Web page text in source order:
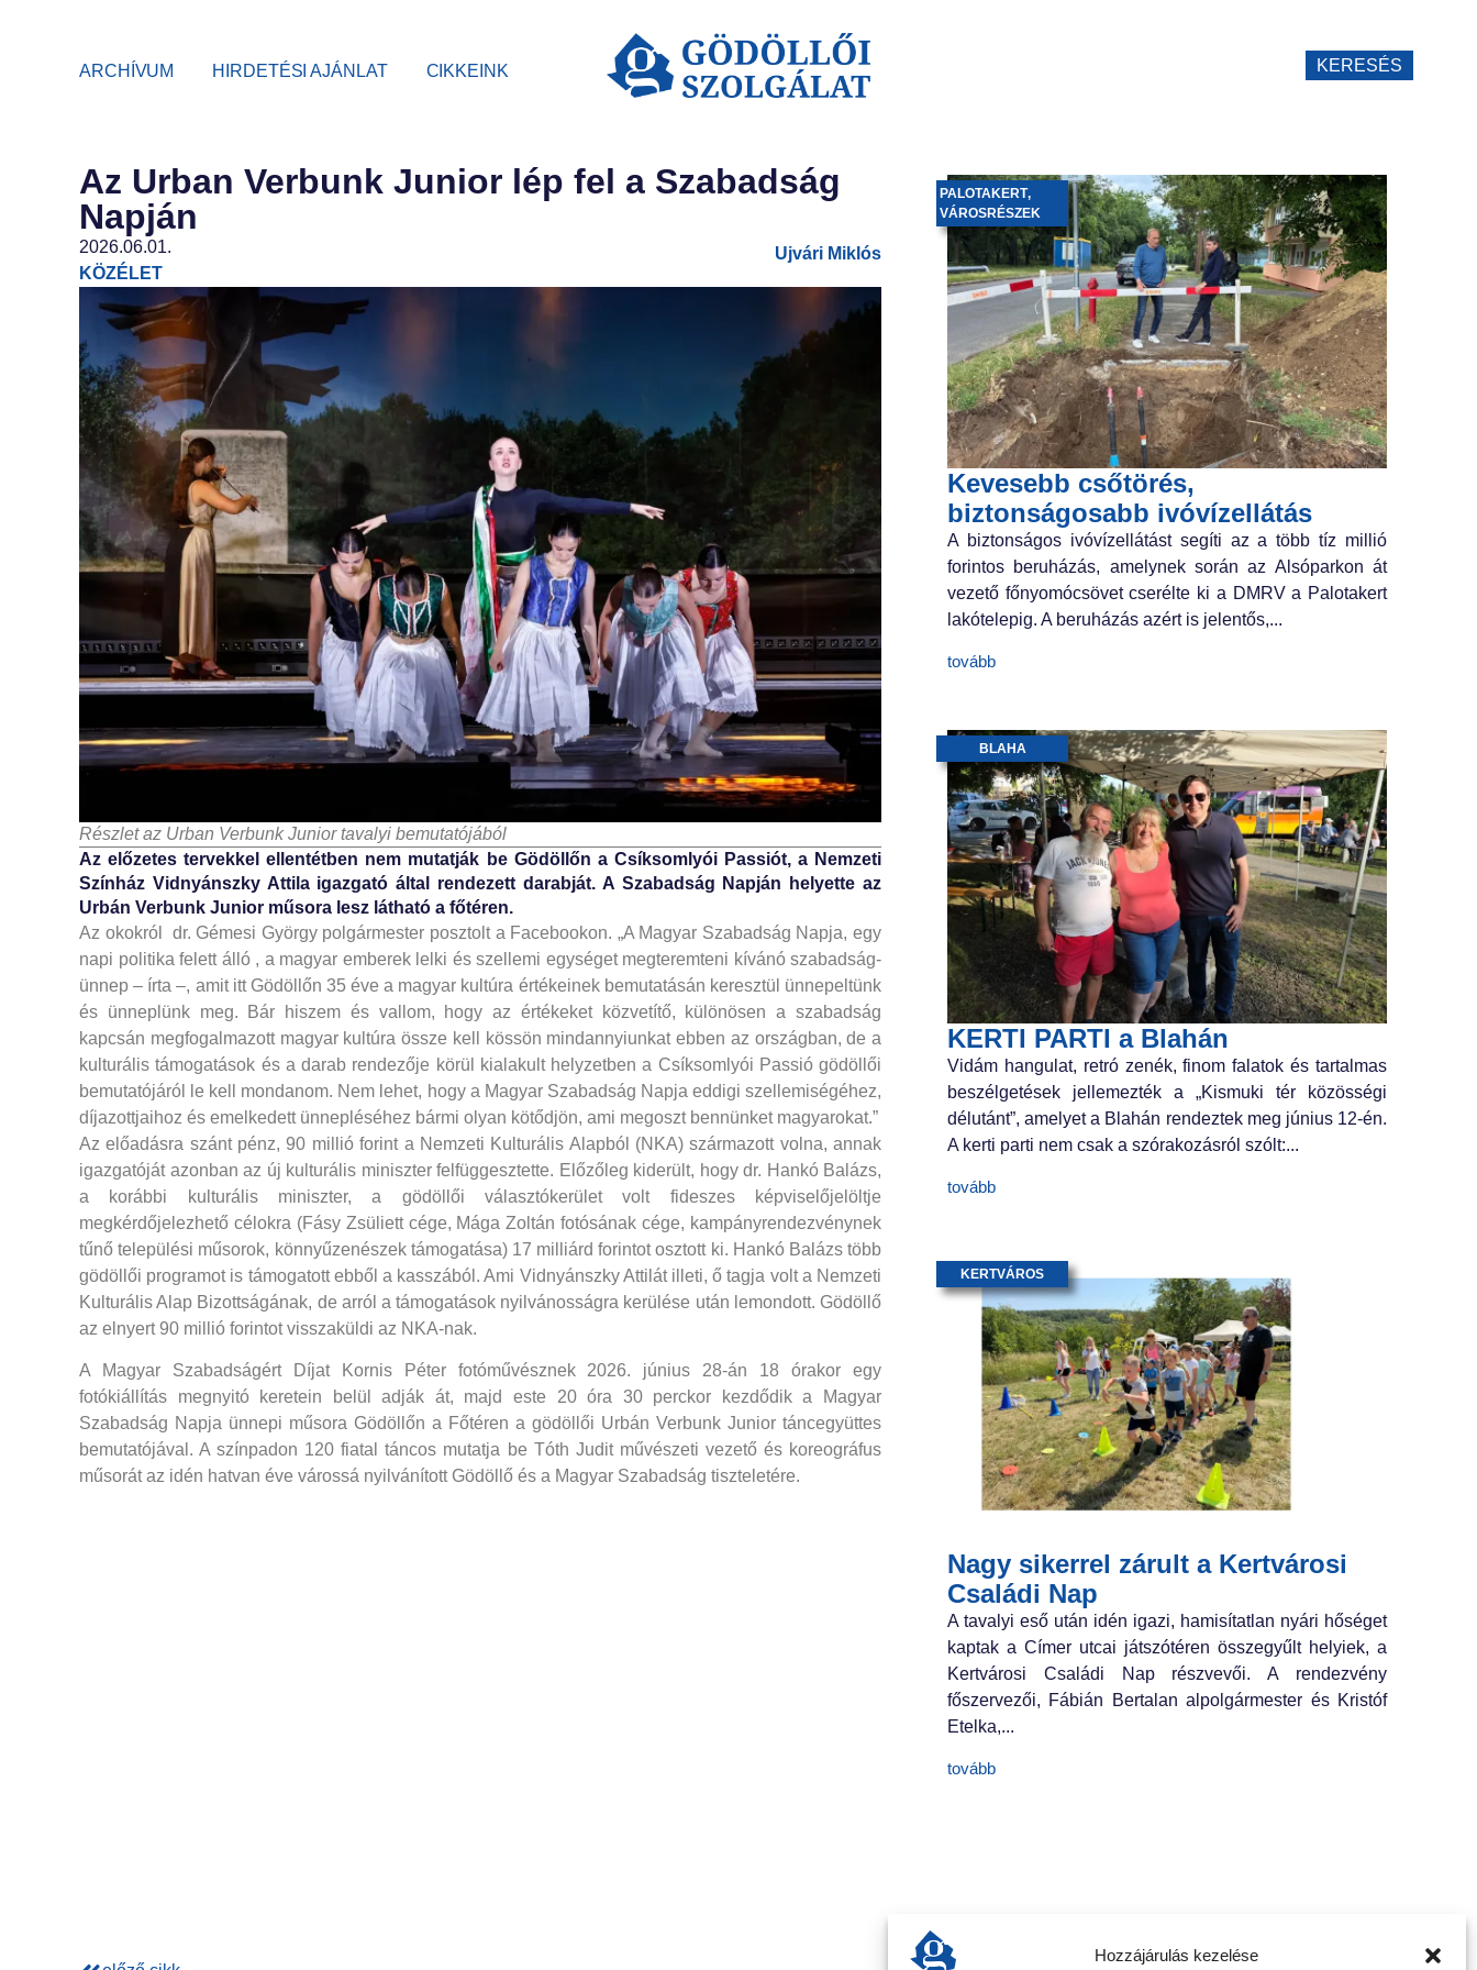
Hozzájárulás kezelése
ARCHÍVUM HIRDETÉSI AJÁNLAT CIKKEINK KERESÉS
Az Urban Verbunk Junior lép fel a Szabadság
Napján
2026.06.01.
KÖZÉLET
Ujvári Miklós
Részlet az Urban Verbunk Junior tavalyi bemutatójából
Az előzetes tervekkel ellentétben nem mutatják be Gödöllőn a Csíksomlyói Passiót, a Nemzeti
Színház Vidnyánszky Attila igazgató által rendezett darabját. A Szabadság Napján helyette az
Urbán Verbunk Junior műsora lesz látható a főtéren.
Az okokról dr. Gémesi György polgármester posztolt a Facebookon. „A Magyar Szabadság Napja, egy
napi politika felett álló , a magyar emberek lelki és szellemi egységet megteremteni kívánó szabadság-
ünnep – írta –, amit itt Gödöllőn 35 éve a magyar kultúra értékeinek bemutatásán keresztül ünnepeltünk
és ünneplünk meg. Bár hiszem és vallom, hogy az értékeket közvetítő, különösen a szabadság
kapcsán megfogalmazott magyar kultúra össze kell kössön mindannyiunkat ebben az országban, de a
kulturális támogatások és a darab rendezője körül kialakult helyzetben a Csíksomlyói Passió gödöllői
bemutatójáról le kell mondanom. Nem lehet, hogy a Magyar Szabadság Napja eddigi szellemiségéhez,
díjazottjaihoz és emelkedett ünnepléséhez bármi olyan kötődjön, ami megoszt bennünket magyarokat.”
Az előadásra szánt pénz, 90 millió forint a Nemzeti Kulturális Alapból (NKA) származott volna, annak
igazgatóját azonban az új kulturális miniszter felfüggesztette. Előzőleg kiderült, hogy dr. Hankó Balázs,
a korábbi kulturális miniszter, a gödöllői választókerület volt fideszes képviselőjelöltje
megkérdőjelezhető célokra (Fásy Zsüliett cége, Mága Zoltán fotósának cége, kampányrendezvénynek
tűnő települési műsorok, könnyűzenészek támogatása) 17 milliárd forintot osztott ki. Hankó Balázs több
gödöllői programot is támogatott ebből a kasszából. Ami Vidnyánszky Attilát illeti, ő tagja volt a Nemzeti
Kulturális Alap Bizottságának, de arról a támogatások nyilvánosságra kerülése után lemondott. Gödöllő
az elnyert 90 millió forintot visszaküldi az NKA-nak.
A Magyar Szabadságért Díjat Kornis Péter fotóművésznek 2026. június 28-án 18 órakor egy
fotókiállítás megnyitó keretein belül adják át, majd este 20 óra 30 perckor kezdődik a Magyar
Szabadság Napja ünnepi műsora Gödöllőn a Főtéren a gödöllői Urbán Verbunk Junior táncegyüttes
bemutatójával. A színpadon 120 fiatal táncos mutatja be Tóth Judit művészeti vezető és koreográfus
műsorát az idén hatvan éve várossá nyilvánított Gödöllő és a Magyar Szabadság tiszteletére.
Kevesebb csőtörés,
biztonságosabb ivóvízellátás
PALOTAKERT,
VÁROSRÉSZEK
A biztonságos ivóvízellátást segíti az a több tíz millió
forintos beruházás, amelynek során az Alsóparkon át
vezető főnyomócsövet cserélte ki a DMRV a Palotakert
lakótelepig. A beruházás azért is jelentős,...
tovább
KERTI PARTI a Blahán
BLAHA
Vidám hangulat, retró zenék, finom falatok és tartalmas
beszélgetések jellemezték a „Kismuki tér közösségi
délutánt”, amelyet a Blahán rendeztek meg június 12-én.
A kerti parti nem csak a szórakozásról szólt:...
tovább
Nagy sikerrel zárult a Kertvárosi
Családi Nap
KERTVÁROS
A tavalyi eső után idén igazi, hamisítatlan nyári hőséget
kaptak a Címer utcai játszótéren összegyűlt helyiek, a
Kertvárosi Családi Nap részvevői. A rendezvény
főszervezői, Fábián Bertalan alpolgármester és Kristóf
Etelka,...
tovább